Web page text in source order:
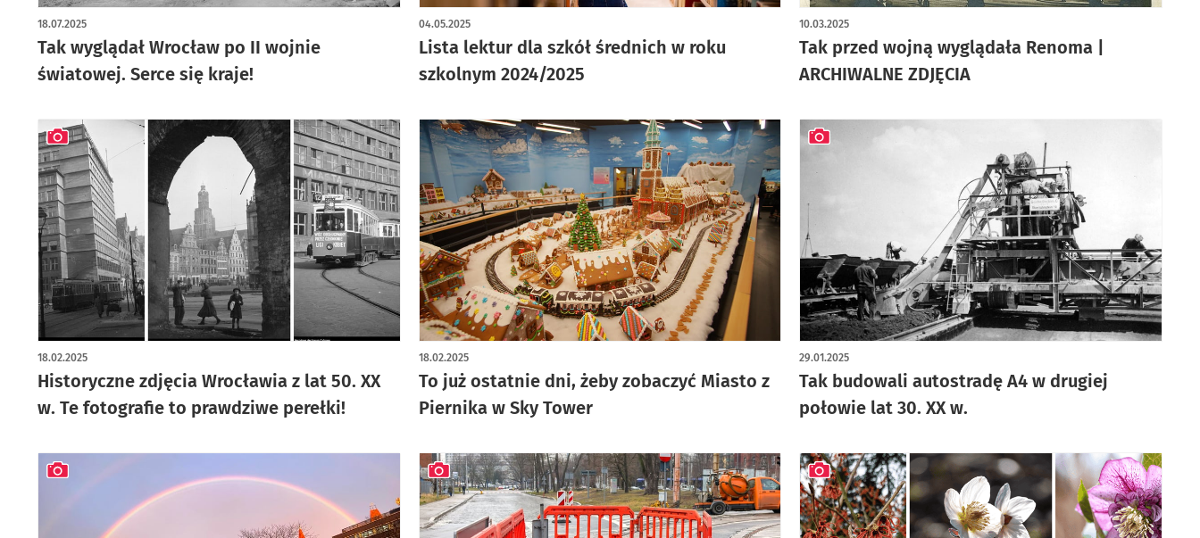
Tak wyglądał Wrocław po II wojnie
światowej. Serce się kraje!
18.07.2025
artykuł z galerią zdjęć
Lista lektur dla szkół średnich w roku
szkolnym 2024/2025
04.05.2025
Tak przed wojną wyglądała Renoma |
ARCHIWALNE ZDJĘCIA
10.03.2025
artykuł z galerią zdjęć
Historyczne zdjęcia Wrocławia z lat 50. XX
w. Te fotografie to prawdziwe perełki!
18.02.2025
artykuł z galerią zdjęć
To już ostatnie dni, żeby zobaczyć Miasto z
Piernika w Sky Tower
18.02.2025
Tak budowali autostradę A4 w drugiej
połowie lat 30. XX w.
29.01.2025
artykuł z galerią zdjęć